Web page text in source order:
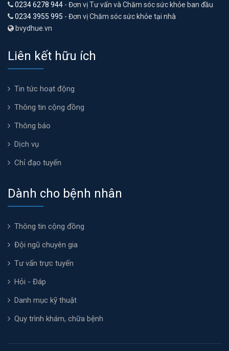
0234 6278 944 - Đơn vị Tư vấn và Chăm sóc sức khỏe ban đầu
0234 3955 995 - Đơn vị Chăm sóc sức khỏe tại nhà
bvydhue.vn
Liên kết hữu ích
Tin tức hoạt động
Thông tin cộng đồng
Thông báo
Dịch vụ
Chỉ đạo tuyến
Dành cho bệnh nhân
Thông tin cộng đồng
Đội ngũ chuyên gia
Tư vấn trực tuyến
Hỏi - Đáp
Danh mục kỹ thuật
Quy trình khám, chữa bệnh